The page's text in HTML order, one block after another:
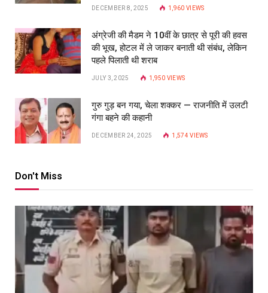
DECEMBER 8, 2025 1,960 VIEWS
अंग्रेजी की मैडम ने 10वीं के छात्र से पूरी की हवस
की भूख, होटल में ले जाकर बनाती थी संबंध, लेकिन
पहले पिलाती थी शराब
JULY 3, 2025 1,950 VIEWS
गुरु गुड़ बन गया, चेला शक्कर — राजनीति में उलटी
गंगा बहने की कहानी
DECEMBER 24, 2025 1,574VIEWS
Don't Miss